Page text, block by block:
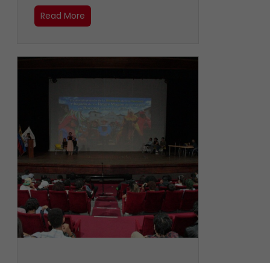
Read More